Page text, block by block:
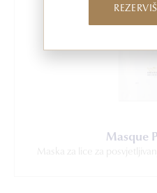
Masque
Maska za lice za